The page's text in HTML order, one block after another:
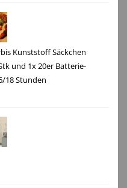
Kunststoff Säckchen
und 1x 20er Batterie-
18 Stunden